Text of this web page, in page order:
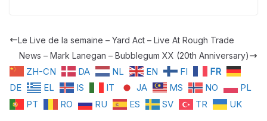
Le Live de la semaine – Yard Act – Live At Rough Trade
News – Mark Lanegan – Bubblegum XX (20th Anniversary)
ZH-CN DA NL EN FI
FR
DE
EL IS IT JA MS NO
PL
PT
RO RU ES SV TR UK